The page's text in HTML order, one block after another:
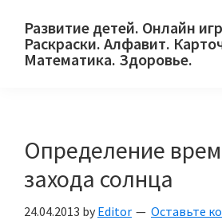
primary
main
primary
Развитие детей. Онлайн
Раскраски. Алфавит.
Математика. Здоровье.
и
их
родителей.
Определение
захода солнца
24.04.2013 by Editor Оставьте